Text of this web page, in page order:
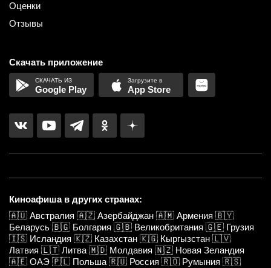
Оценки
Отзывы
Скачать приложение
Google Play App Store
Киноафиша в других странах:
🇦🇺 Австралия 🇦🇿 Азербайджан 🇦🇲 Армения 🇧🇾
Беларусь 🇧🇬 Болгария 🇬🇧 Великобритания 🇬🇪 Грузия
🇮🇸 Исландия 🇰🇿 Казахстан 🇰🇬 Кыргызстан 🇱🇻
Латвия 🇱🇹 Литва 🇲🇩 Молдавия 🇳🇿 Новая Зеландия
🇦🇪 ОАЭ 🇵🇱 Польша 🇷🇺 Россия 🇷🇴 Румыния 🇷🇸